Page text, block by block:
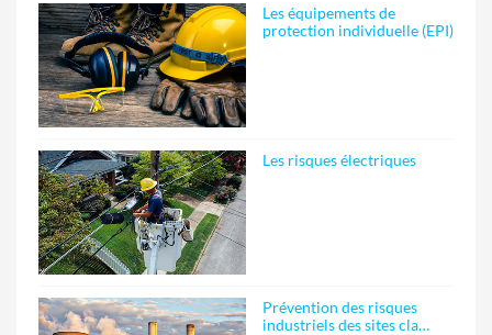
Les équipements de
protection individuelle (EPI)
Les risques électriques
Prévention des risques
industriels des sites cla…